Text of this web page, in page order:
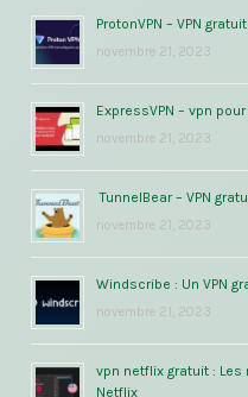
ProtonVPN – VPN
novembre 21, 2023
ExpressVPN – vpn
novembre 21, 2023
TunnelBear – VPN
novembre 21, 2023
Windscribe : Un VPN
novembre 21, 2023
vpn netflix gratuit : Les
Netflix